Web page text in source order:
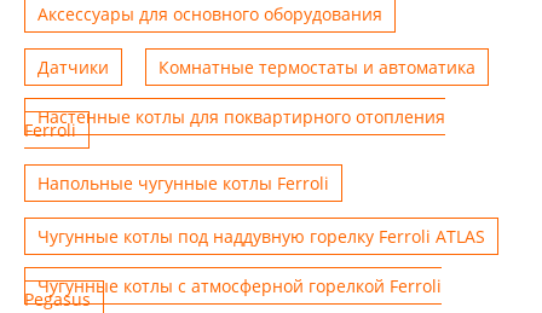
Аксессуары для основного оборудования
Датчики Комнатные термостаты и автоматика
Настенные котлы для поквартирного отопления
Ferroli
Напольные чугунные котлы Ferroli
Чугунные котлы под наддувную горелку Ferroli ATLAS
Чугунные котлы с атмосферной горелкой Ferroli
Pegasus